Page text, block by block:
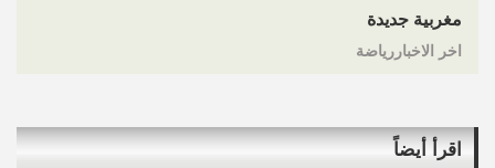
مغربية جديدة
اخر الاخباررياضة
اقرأ أيضاً